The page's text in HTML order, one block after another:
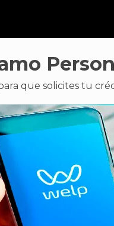
que solicites tu